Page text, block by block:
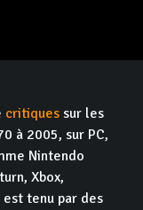
critiques sur les
à 2005, sur PC,
Nintendo
Xbox,
tenu par des